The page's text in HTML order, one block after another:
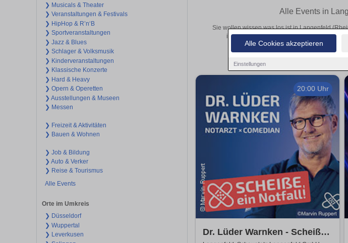
Alle Cookies akzeptieren
Einstellungen
❯ Musicals & Theater
❯ Veranstaltungen & Festivals
❯ HipHop & R’n‘B
❯ Sportveranstaltungen
❯ Jazz & Blues
❯ Schlager & Volksmusik
❯ Kinderveranstaltungen
❯ Klassische Konzerte
❯ Hard & Heavy
❯ Opern & Operetten
❯ Ausstellungen & Museen
❯ Messen
❯ Freizeit & Aktivitäten
❯ Bauen & Wohnen
❯ Job & Bildung
❯ Auto & Verker
❯ Reise & Tourismus
Alle Events
Orte im Umkreis
❯ Düsseldorf
❯ Wuppertal
❯ Leverkusen
Alle Events in
Sie wollen wissen was los ist in Langenfeld
inspirierende Theateraufführungen oder
20:00 Uhr
Dr. Lüder Warnken - Scheiße,